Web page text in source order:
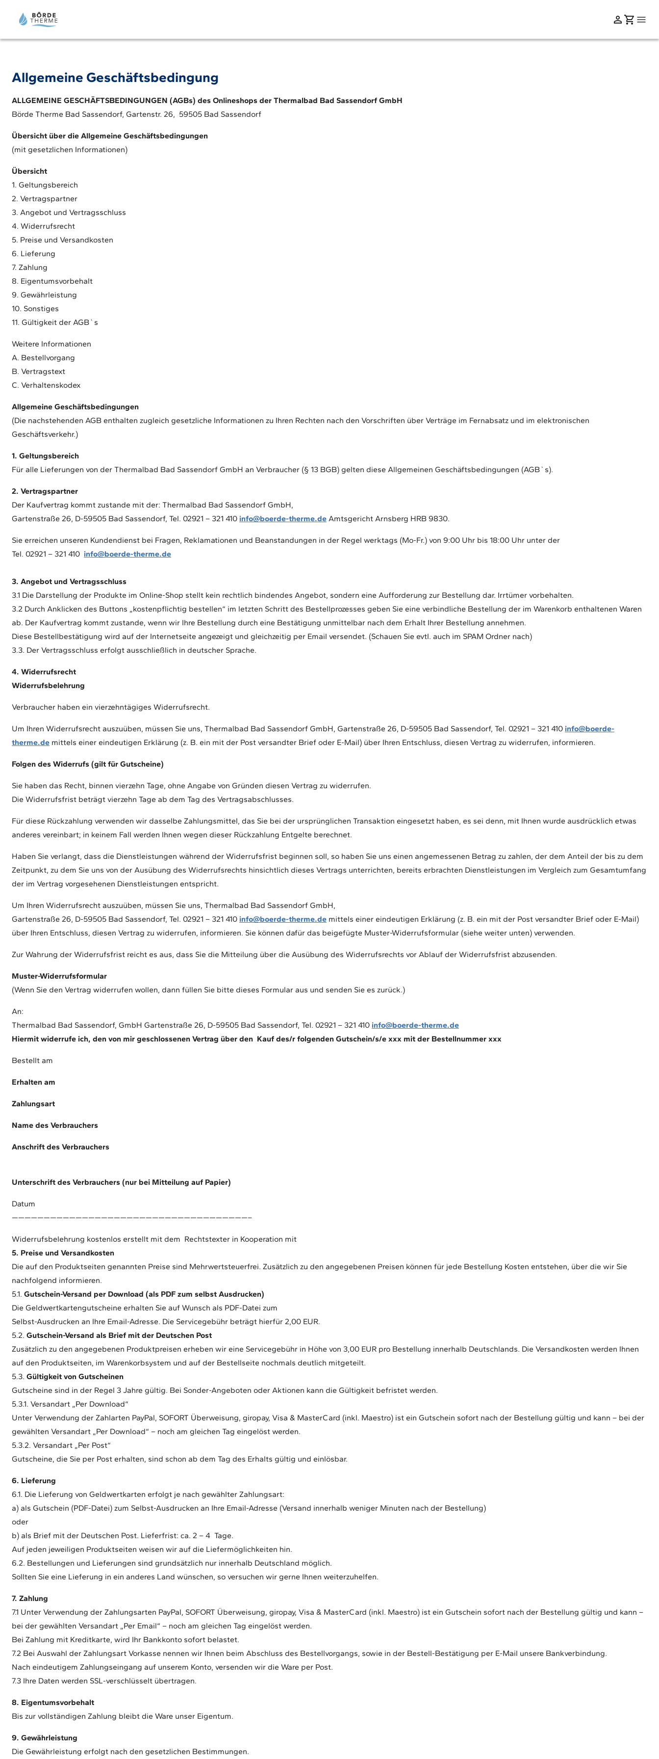
Allgemeine Geschäftsbedingung
ALLGEMEINE GESCHÄFTSBEDINGUNGEN (AGBs) des Onlineshops der Thermalbad Bad Sassendorf GmbH
Börde Therme Bad Sassendorf, Gartenstr. 26, 59505 Bad Sassendorf
Übersicht über die Allgemeine Geschäftsbedingungen
(mit gesetzlichen Informationen)
Übersicht
1. Geltungsbereich
2. Vertragspartner
3. Angebot und Vertragsschluss
4. Widerrufsrecht
5. Preise und Versandkosten
6. Lieferung
7. Zahlung
8. Eigentumsvorbehalt
9. Gewährleistung
10. Sonstiges
11. Gültigkeit der AGB`s
Weitere Informationen
A. Bestellvorgang
B. Vertragstext
C. Verhaltenskodex
Allgemeine Geschäftsbedingungen
(Die nachstehenden AGB enthalten zugleich gesetzliche Informationen zu Ihren Rechten nach den Vorschriften über Verträge im Fernabsatz und im elektronischen
Geschäftsverkehr.)
1. Geltungsbereich
Für alle Lieferungen von der Thermalbad Bad Sassendorf GmbH an Verbraucher (§ 13 BGB) gelten diese Allgemeinen Geschäftsbedingungen (AGB`s).
2. Vertragspartner
Der Kaufvertrag kommt zustande mit der: Thermalbad Bad Sassendorf GmbH,
Gartenstraße 26, D-59505 Bad Sassendorf, Tel. 02921 – 321 410 info@boerde-therme.de Amtsgericht Arnsberg HRB 9830.
Sie erreichen unseren Kundendienst bei Fragen, Reklamationen und Beanstandungen in der Regel werktags (Mo-Fr.) von 9:00 Uhr bis 18:00 Uhr unter der
Tel. 02921 – 321 410 info@boerde-therme.de
3. Angebot und Vertragsschluss
3.1 Die Darstellung der Produkte im Online-Shop stellt kein rechtlich bindendes Angebot, sondern eine Aufforderung zur Bestellung dar. Irrtümer vorbehalten.
3.2 Durch Anklicken des Buttons „kostenpflichtig bestellen“ im letzten Schritt des Bestellprozesses geben Sie eine verbindliche Bestellung der im Warenkorb enthaltenen Waren
ab. Der Kaufvertrag kommt zustande, wenn wir Ihre Bestellung durch eine Bestätigung unmittelbar nach dem Erhalt Ihrer Bestellung annehmen.
Diese Bestellbestätigung wird auf der Internetseite angezeigt und gleichzeitig per Email versendet. (Schauen Sie evtl. auch im SPAM Ordner nach)
3.3. Der Vertragsschluss erfolgt ausschließlich in deutscher Sprache.
4. Widerrufsrecht
Widerrufsbelehrung
Verbraucher haben ein vierzehntägiges Widerrufsrecht.
Um Ihren Widerrufsrecht auszuüben, müssen Sie uns, Thermalbad Bad Sassendorf GmbH, Gartenstraße 26, D-59505 Bad Sassendorf, Tel. 02921 – 321 410 info@boerde-
therme.de mittels einer eindeutigen Erklärung (z. B. ein mit der Post versandter Brief oder E-Mail) über Ihren Entschluss, diesen Vertrag zu widerrufen, informieren.
Folgen des Widerrufs (gilt für Gutscheine)
Sie haben das Recht, binnen vierzehn Tage, ohne Angabe von Gründen diesen Vertrag zu widerrufen.
Die Widerrufsfrist beträgt vierzehn Tage ab dem Tag des Vertragsabschlusses.
Für diese Rückzahlung verwenden wir dasselbe Zahlungsmittel, das Sie bei der ursprünglichen Transaktion eingesetzt haben, es sei denn, mit Ihnen wurde ausdrücklich etwas
anderes vereinbart; in keinem Fall werden Ihnen wegen dieser Rückzahlung Entgelte berechnet.
Haben Sie verlangt, dass die Dienstleistungen während der Widerrufsfrist beginnen soll, so haben Sie uns einen angemessenen Betrag zu zahlen, der dem Anteil der bis zu dem
Zeitpunkt, zu dem Sie uns von der Ausübung des Widerrufsrechts hinsichtlich dieses Vertrags unterrichten, bereits erbrachten Dienstleistungen im Vergleich zum Gesamtumfang
der im Vertrag vorgesehenen Dienstleistungen entspricht.
Um Ihren Widerrufsrecht auszuüben, müssen Sie uns, Thermalbad Bad Sassendorf GmbH,
Gartenstraße 26, D-59505 Bad Sassendorf, Tel. 02921 – 321 410 info@boerde-therme.de mittels einer eindeutigen Erklärung (z. B. ein mit der Post versandter Brief oder E-Mail)
über Ihren Entschluss, diesen Vertrag zu widerrufen, informieren. Sie können dafür das beigefügte Muster-Widerrufsformular (siehe weiter unten) verwenden.
Zur Wahrung der Widerrufsfrist reicht es aus, dass Sie die Mitteilung über die Ausübung des Widerrufsrechts vor Ablauf der Widerrufsfrist abzusenden.
Muster-Widerrufsformular
(Wenn Sie den Vertrag widerrufen wollen, dann füllen Sie bitte dieses Formular aus und senden Sie es zurück.)
An:
Thermalbad Bad Sassendorf, GmbH Gartenstraße 26, D-59505 Bad Sassendorf, Tel. 02921 – 321 410 info@boerde-therme.de
Hiermit widerrufe ich, den von mir geschlossenen Vertrag über den Kauf des/r folgenden Gutschein/s/e xxx mit der Bestellnummer xxx
Bestellt am
Erhalten am
Zahlungsart
Name des Verbrauchers
Anschrift des Verbrauchers
Unterschrift des Verbrauchers (nur bei Mitteilung auf Papier)
Datum
—————————————————————————————————————–
Widerrufsbelehrung kostenlos erstellt mit dem Rechtstexter in Kooperation mit
5. Preise und Versandkosten
Die auf den Produktseiten genannten Preise sind Mehrwertsteuerfrei. Zusätzlich zu den angegebenen Preisen können für jede Bestellung Kosten entstehen, über die wir Sie
nachfolgend informieren.
5.1. Gutschein-Versand per Download (als PDF zum selbst Ausdrucken)
Die Geldwertkartengutscheine erhalten Sie auf Wunsch als PDF-Datei zum
Selbst-Ausdrucken an Ihre Email-Adresse. Die Servicegebühr beträgt hierfür 2,00 EUR.
5.2. Gutschein-Versand als Brief mit der Deutschen Post
Zusätzlich zu den angegebenen Produktpreisen erheben wir eine Servicegebühr in Höhe von 3,00 EUR pro Bestellung innerhalb Deutschlands. Die Versandkosten werden Ihnen
auf den Produktseiten, im Warenkorbsystem und auf der Bestellseite nochmals deutlich mitgeteilt.
5.3. Gültigkeit von Gutscheinen
Gutscheine sind in der Regel 3 Jahre gültig. Bei Sonder-Angeboten oder Aktionen kann die Gültigkeit befristet werden.
5.3.1. Versandart „Per Download“
Unter Verwendung der Zahlarten PayPal, SOFORT Überweisung, giropay, Visa & MasterCard (inkl. Maestro) ist ein Gutschein sofort nach der Bestellung gültig und kann – bei der
gewählten Versandart „Per Download“ – noch am gleichen Tag eingelöst werden.
5.3.2. Versandart „Per Post“
Gutscheine, die Sie per Post erhalten, sind schon ab dem Tag des Erhalts gültig und einlösbar.
6. Lieferung
6.1. Die Lieferung von Geldwertkarten erfolgt je nach gewählter Zahlungsart:
a) als Gutschein (PDF-Datei) zum Selbst-Ausdrucken an Ihre Email-Adresse (Versand innerhalb weniger Minuten nach der Bestellung)
oder
b) als Brief mit der Deutschen Post. Lieferfrist: ca. 2 – 4 Tage.
Auf jeden jeweiligen Produktseiten weisen wir auf die Liefermöglichkeiten hin.
6.2. Bestellungen und Lieferungen sind grundsätzlich nur innerhalb Deutschland möglich.
Sollten Sie eine Lieferung in ein anderes Land wünschen, so versuchen wir gerne Ihnen weiterzuhelfen.
7. Zahlung
7.1 Unter Verwendung der Zahlungsarten PayPal, SOFORT Überweisung, giropay, Visa & MasterCard (inkl. Maestro) ist ein Gutschein sofort nach der Bestellung gültig und kann –
bei der gewählten Versandart „Per Email“ – noch am gleichen Tag eingelöst werden.
Bei Zahlung mit Kreditkarte, wird Ihr Bankkonto sofort belastet.
7.2 Bei Auswahl der Zahlungsart Vorkasse nennen wir Ihnen beim Abschluss des Bestellvorgangs, sowie in der Bestell-Bestätigung per E-Mail unsere Bankverbindung.
Nach eindeutigem Zahlungseingang auf unserem Konto, versenden wir die Ware per Post.
7.3 Ihre Daten werden SSL-verschlüsselt übertragen.
8. Eigentumsvorbehalt
Bis zur vollständigen Zahlung bleibt die Ware unser Eigentum.
9. Gewährleistung
Die Gewährleistung erfolgt nach den gesetzlichen Bestimmungen.